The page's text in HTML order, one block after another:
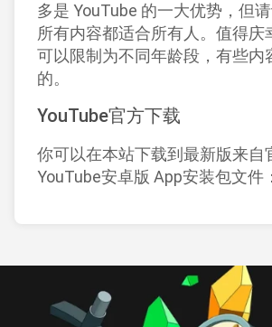
多是 YouTube 的一大优势，但
所有内容都适合所有人。值得庆
可以限制为不同年龄段，有些内
的。
YouTube官方下载
你可以在本站下载到最新版来自
YouTube安卓版 App安装包文件：